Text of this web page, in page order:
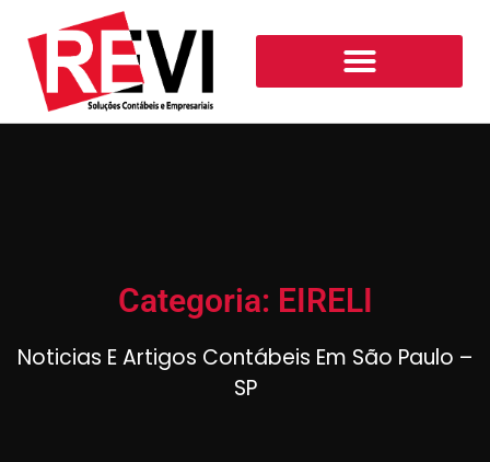
Categoria: EIRELI
Noticias E Artigos Contábeis Em São Paulo –
SP